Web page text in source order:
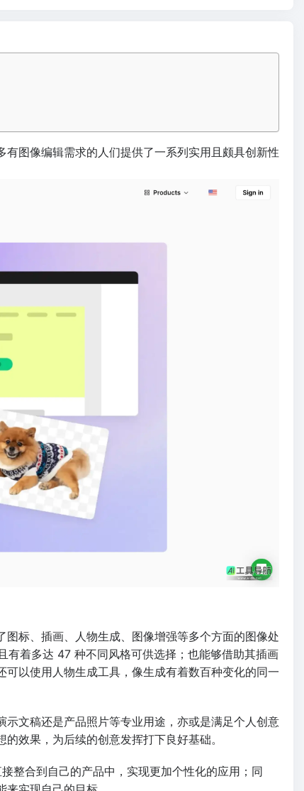
图像编辑需求的人们提供了一系列实用且颇具创新性
标、插画、人物生成、图像增强等多个方面的图像处
有着多达 47 种不同风格可供选择；也能够借助其插画
以使用人物生成工具，像生成有着数百种变化的同一
文稿还是产品照片等专业用途，亦或是满足个人创意
效果，为后续的创意发挥打下良好基础。
整合到自己的产品中，实现更加个性化的应用；同